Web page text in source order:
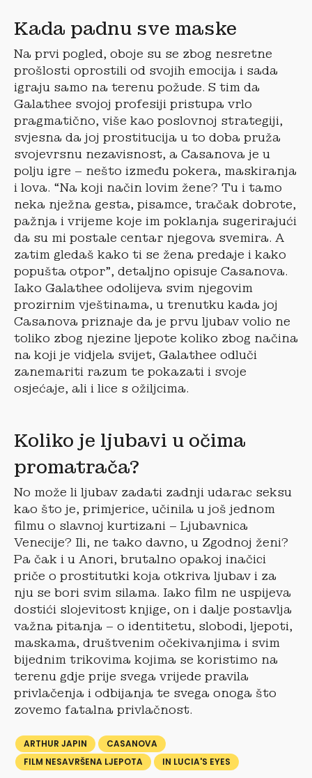
Kada padnu sve maske
Na prvi pogled, oboje su se zbog nesretne
prošlosti oprostili od svojih emocija i sada
igraju samo na terenu požude. S tim da
Galathee svojoj profesiji pristupa vrlo
pragmatično, više kao poslovnoj strategiji,
svjesna da joj prostitucija u to doba pruža
svojevrsnu nezavisnost, a Casanova je u
polju igre – nešto između pokera, maskiranja
i lova. “Na koji način lovim žene? Tu i tamo
neka nježna gesta, pisamce, tračak dobrote,
pažnja i vrijeme koje im poklanja sugerirajući
da su mi postale centar njegova svemira. A
zatim gledaš kako ti se žena predaje i kako
popušta otpor”, detaljno opisuje Casanova.
Iako Galathee odolijeva svim njegovim
prozirnim vještinama, u trenutku kada joj
Casanova priznaje da je prvu ljubav volio ne
toliko zbog njezine ljepote koliko zbog načina
na koji je vidjela svijet, Galathee odluči
zanemariti razum te pokazati i svoje
osjećaje, ali i lice s ožiljcima.
Koliko je ljubavi u očima
promatrača?
No može li ljubav zadati zadnji udarac seksu
kao što je, primjerice, učinila u još jednom
filmu o slavnoj kurtizani – Ljubavnica
Venecije? Ili, ne tako davno, u Zgodnoj ženi?
Pa čak i u Anori, brutalno opakoj inačici
priče o prostitutki koja otkriva ljubav i za
nju se bori svim silama. Iako film ne uspijeva
dostići slojevitost knjige, on i dalje postavlja
važna pitanja – o identitetu, slobodi, ljepoti,
maskama, društvenim očekivanjima i svim
bijednim trikovima kojima se koristimo na
terenu gdje prije svega vrijede pravila
privlačenja i odbijanja te svega onoga što
zovemo fatalna privlačnost.
ARTHUR JAPIN
CASANOVA
FILM NESAVRŠENA LJEPOTA
IN LUCIA'S EYES